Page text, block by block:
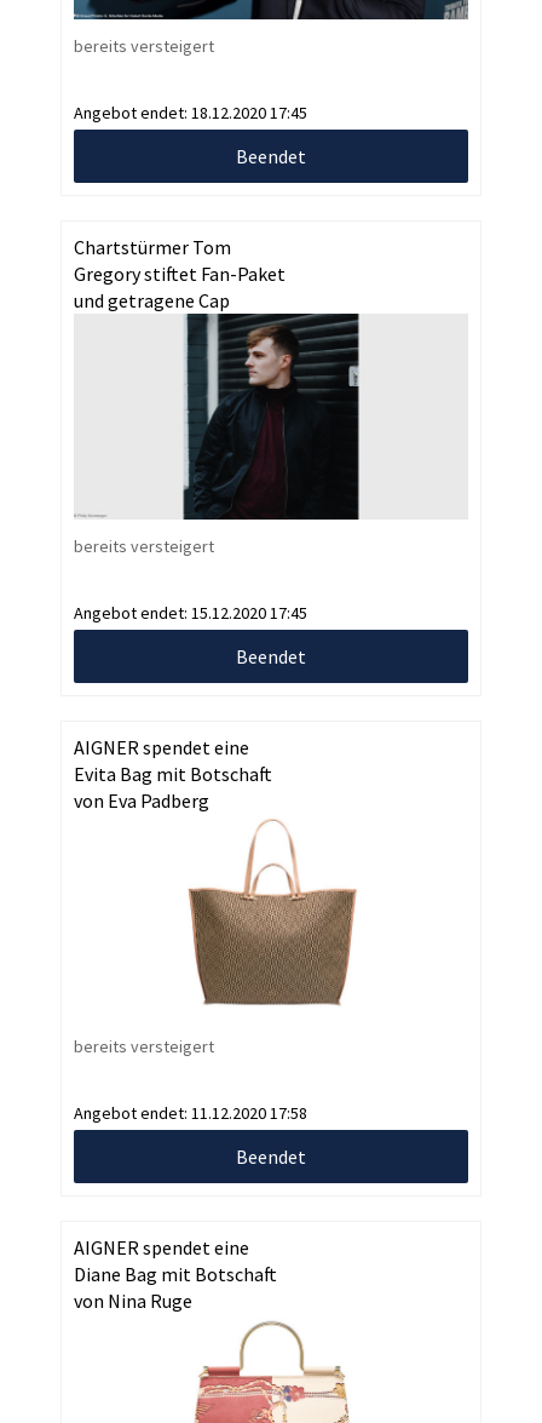
bereits versteigert
Angebot endet: 18.12.2020 17:45
Beendet
Chartstürmer Tom
Gregory stiftet Fan-Paket
und getragene Cap
bereits versteigert
Angebot endet: 15.12.2020 17:45
Beendet
AIGNER spendet eine
Evita Bag mit Botschaft
von Eva Padberg
bereits versteigert
Angebot endet: 11.12.2020 17:58
Beendet
AIGNER spendet eine
Diane Bag mit Botschaft
von Nina Ruge